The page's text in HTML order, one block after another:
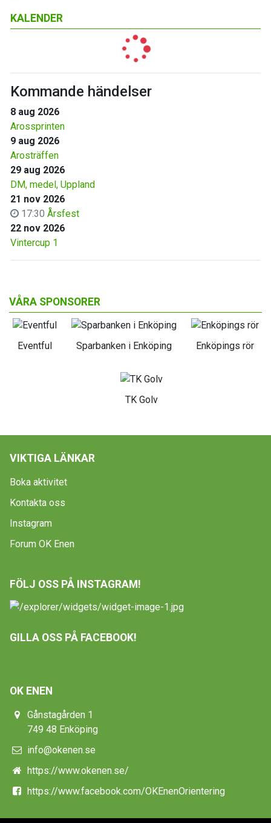
KALENDER
Kommande händelser
8 aug 2026
Arossprinten
9 aug 2026
Arosträffen
29 aug 2026
DM, medel, Uppland
21 nov 2026
17:30 Årsfest
22 nov 2026
Vintercup 1
VÅRA SPONSORER
Eventful Sparbanken i Enköping Enköpings rör
TK Golv
VIKTIGA LÄNKAR
Boka aktivitet
Kontakta oss
Instagram
Forum OK Enen
FÖLJ OSS PÅ INSTAGRAM!
GILLA OSS PÅ FACEBOOK!
OK ENEN
Gånstagården 1
749 48 Enköping
info@okenen.se
https://www.okenen.se/
https://www.facebook.com/OKEnenOrientering